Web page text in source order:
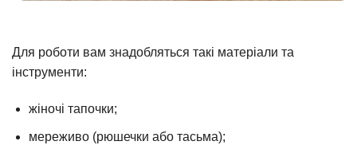
Для роботи вам знадобляться такі матеріали та
інструменти:
жіночі тапочки;
мереживо (рюшечки або тасьма);